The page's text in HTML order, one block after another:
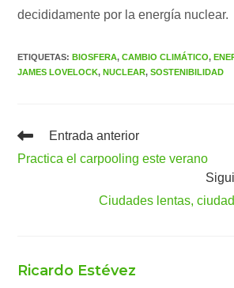
decididamente por la energía nuclear.
ETIQUETAS:BIOSFERA, CAMBIO CLIMÁTICO,
JAMES LOVELOCK, NUCLEAR, SOSTENIBILIDAD
Leer
artículos
Entrada anterior
Practica el carpooling este verano
Ciudades lentas,
Ricardo Estévez